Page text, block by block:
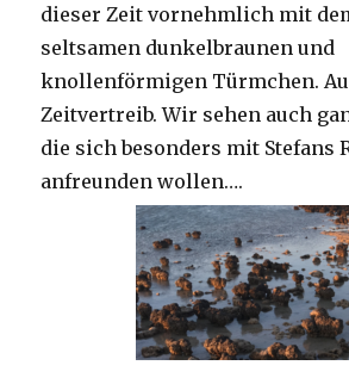
dieser Zeit vornehmlich mit
seltsamen dunkelbraunen und
knollenförmigen Türmchen.
Zeitvertreib. Wir sehen auch
die sich besonders mit Stefans
anfreunden wollen….